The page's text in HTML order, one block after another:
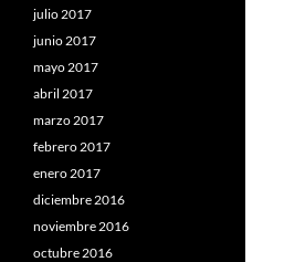
julio 2017
junio 2017
mayo 2017
abril 2017
marzo 2017
febrero 2017
enero 2017
diciembre 2016
noviembre 2016
octubre 2016